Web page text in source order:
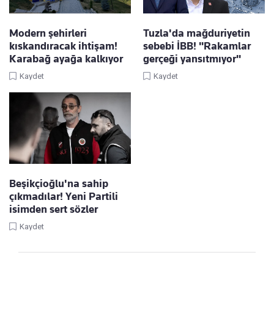
Modern şehirleri
kıskandıracak ihtişam!
Karabağ ayağa kalkıyor
Kaydet
Tuzla'da mağduriyetin
sebebi İBB! "Rakamlar
gerçeği yansıtmıyor"
Kaydet
Beşikçioğlu'na sahip
çıkmadılar! Yeni Partili
isimden sert sözler
Kaydet